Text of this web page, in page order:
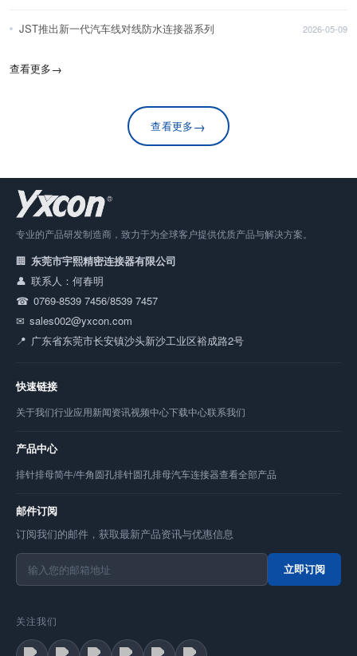
JST推出新一代汽车线对线防水连接器系列 2026-05-09
查看更多→
查看更多→
专业的产品研发制造商，致力于为全球客户提供优质产品与解决方案。
东莞市宇熙精密连接器有限公司
联系人：何春明
0769-8539 7456/8539 7457
sales002@yxcon.com
广东省东莞市长安镇沙头新沙工业区裕成路2号
快速链接
关于我们行业应用新闻资讯视频中心下载中心联系我们
产品中心
排针排母简牛/牛角圆孔排针圆孔排母汽车连接器查看全部产品
邮件订阅
订阅我们的邮件，获取最新产品资讯与优惠信息
立即订阅
关注我们